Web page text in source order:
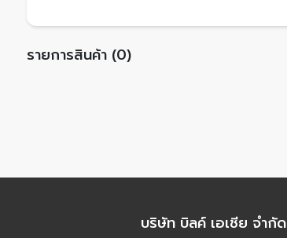
รายการสินค้า (0)
บริษัท บิลค์ เอเชีย จำกัด